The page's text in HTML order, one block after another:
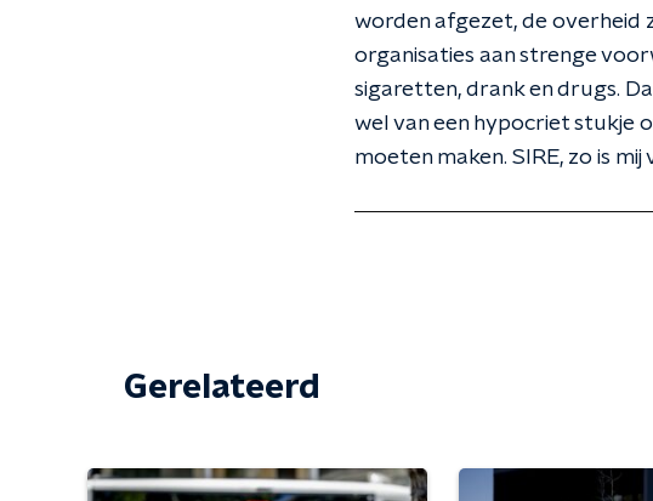
worden afgezet, de overheid
organisaties aan strenge
sigaretten, drank en drugs.
wel van een hypocriet stukje
moeten maken. SIRE, zo is
Gerelateerd